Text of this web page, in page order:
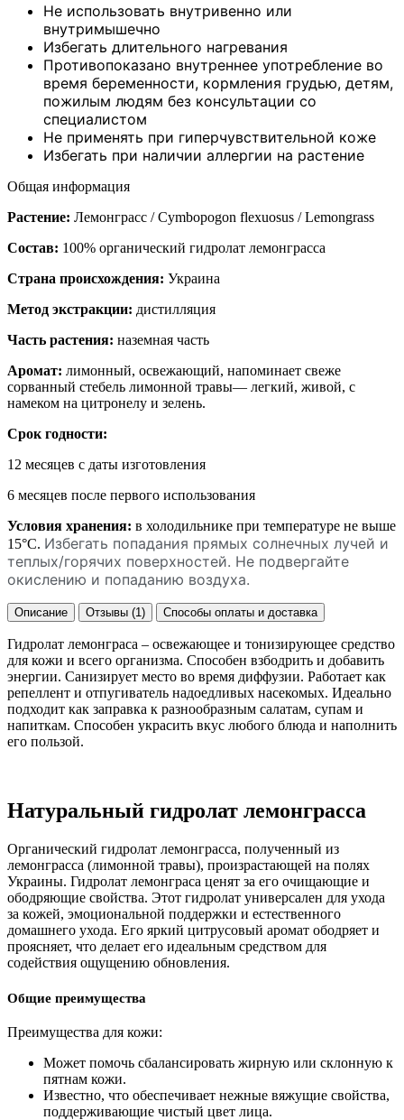
Не использовать внутривенно или
внутримышечно
Избегать длительного нагревания
Противопоказано внутреннее употребление во
время беременности, кормления грудью, детям,
пожилым людям без консультации со
специалистом
Не применять при гиперчувствительной коже
Избегать при наличии аллергии на растение
Общая информация
Растение: Лемонграсс / Cymbopogon flexuosus / Lemongrass
Состав: 100% органический гидролат лемонграсса
Страна происхождения: Украина
Метод экстракции: дистилляция
Часть растения: наземная часть
Аромат: лимонный, освежающий, напоминает свеже
сорванный стебель лимонной травы— легкий, живой, с
намеком на цитронелу и зелень.
Срок годности:
12 месяцев с даты изготовления
6 месяцев после первого использования
Условия хранения: в холодильнике при температуре не выше
15°С. Избегать попадания прямых солнечных лучей и
теплых/горячих поверхностей. Не подвергайте
окислению и попаданию воздуха.
Описание Отзывы (1) Способы оплаты и доставка
Гидролат лемонграса – освежающее и тонизирующее средство
для кожи и всего организма. Способен взбодрить и добавить
энергии. Санизирует место во время диффузии. Работает как
репеллент и отпугиватель надоедливых насекомых. Идеально
подходит как заправка к разнообразным салатам, супам и
напиткам. Способен украсить вкус любого блюда и наполнить
его пользой.
Натуральный гидролат лемонграсса
Органический гидролат лемонграсса, полученный из
лемонграсса (лимонной травы), произрастающей на полях
Украины. Гидролат лемонграса ценят за его очищающие и
ободряющие свойства. Этот гидролат универсален для ухода
за кожей, эмоциональной поддержки и естественного
домашнего ухода. Его яркий цитрусовый аромат ободряет и
проясняет, что делает его идеальным средством для
содействия ощущению обновления.
Общие преимущества
Преимущества для кожи:
Может помочь сбалансировать жирную или склонную к
пятнам кожи.
Известно, что обеспечивает нежные вяжущие свойства,
поддерживающие чистый цвет лица.